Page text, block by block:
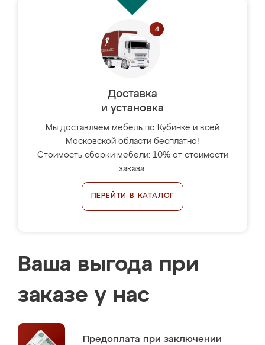
Доставка
и установка
Мы доставляем мебель по Кубинке и всей
Московской области бесплатно!
Стоимость сборки мебели: 10% от стоимости
заказа.
ПЕРЕЙТИ В КАТАЛОГ
Ваша выгода при
заказе у нас
Предоплата при заключении